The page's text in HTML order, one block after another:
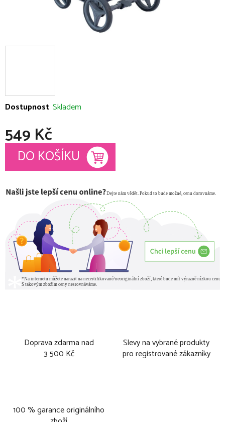
Dostupnost Skladem
549 Kč
Měrná cena:
DO KOŠÍKU
Doprava zdarma nad
3 500 Kč
Slevy na vybrané produkty
pro registrované zákazníky
100 % garance originálního